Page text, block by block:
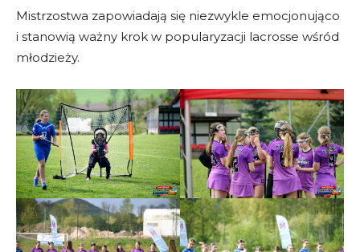
Mistrzostwa zapowiadają się niezwykle emocjonująco
i stanowią ważny krok w popularyzacji lacrosse wśród
młodzieży.